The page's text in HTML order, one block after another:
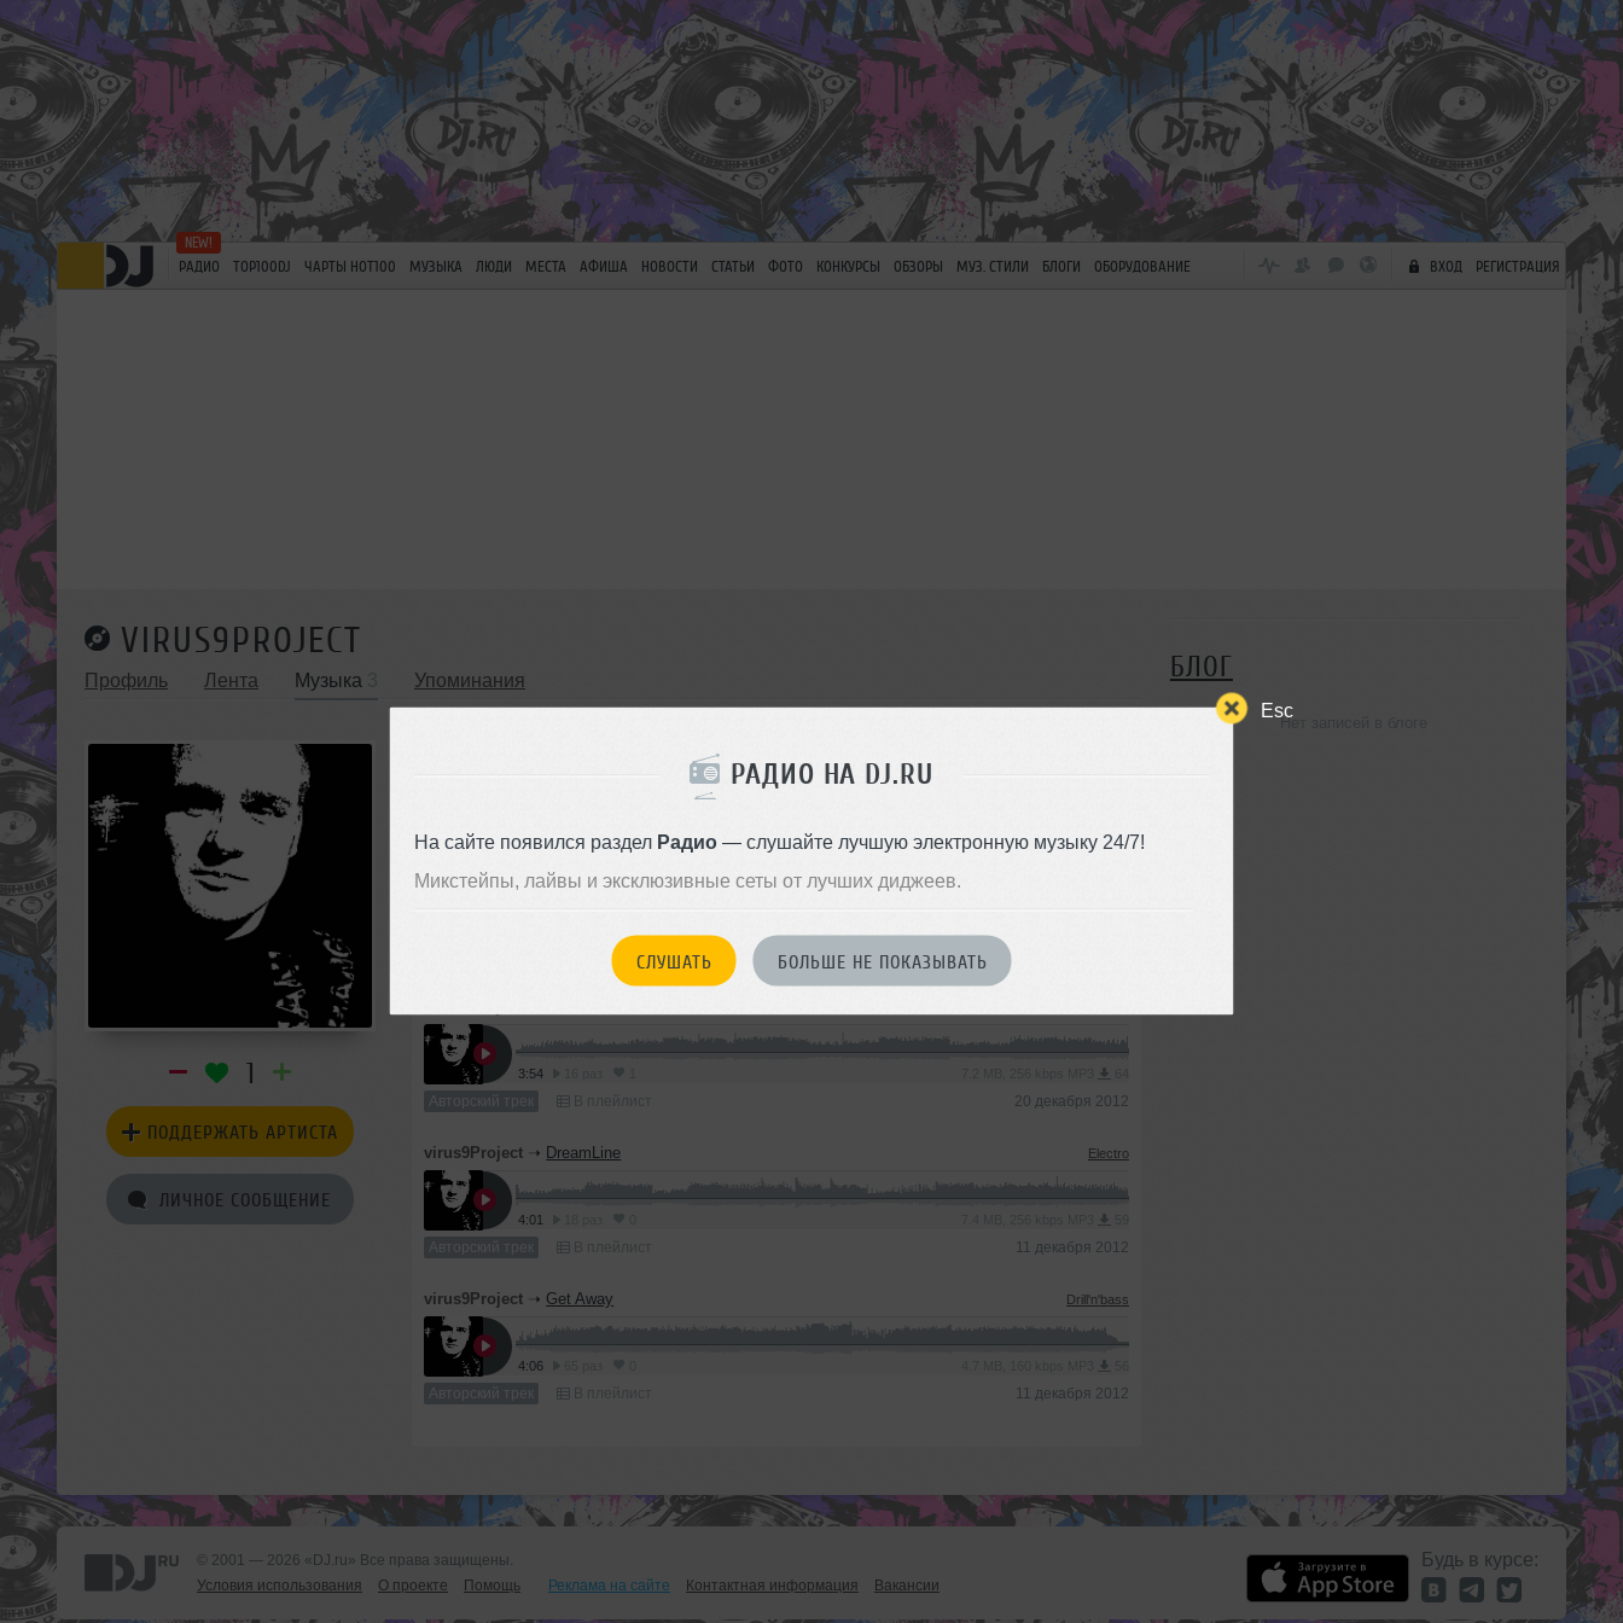
Esc
РАДИО НА DJ.RU
На сайте появился раздел Радио— слушайте лучшую электронную музыку 24/7!
Микстейпы, лайвы и эксклюзивные сеты от лучших диджеев.
СЛУШАТЬ БОЛЬШЕ НЕ ПОКАЗЫВАТЬ
РАДИО TOP100DJ ЧАРТЫ HOT100 МУЗЫКА ЛЮДИ МЕСТА АФИША НОВОСТИ СТАТЬИ ФОТО КОНКУРСЫ ОБЗОРЫ МУЗ. СТИЛИ БЛОГИ ОБОРУДОВАНИЕ ВХОД РЕГИСТРАЦИЯ
VIRUS9PROJECT
Профиль Лента Музыка Упоминания
1
ПОДДЕРЖАТЬ АРТИСТА
ЛИЧНОЕ СООБЩЕНИЕ
МУЗЫКА VIRUS9PROJECT
3:54
Авторский трек В плейлист 20 декабря 2012
virus9Project ➝ DreamLine Electro
4:01
Авторский трек В плейлист 11 декабря 2012
virus9Project ➝ Get Away Drill'n'bass
4:06
Авторский трек В плейлист 11 декабря 2012
БЛОГ
Нет записей в блоге
© 2001 — 2026 «DJ.ru» Все права защищены.
Условия использования
О проекте Помощь Реклама на сайте Контактная информация Вакансии
Будь в курсе: